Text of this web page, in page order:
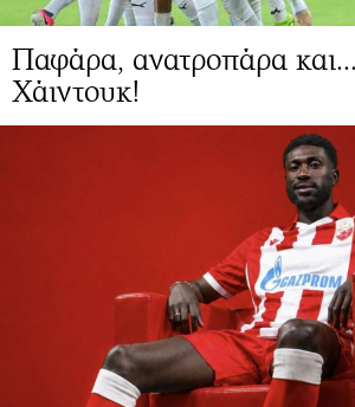
Παφάρα, ανατροπάρα
Χάιντουκ!